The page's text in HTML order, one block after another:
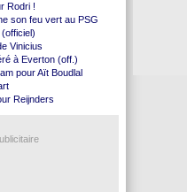
Rodri !
son feu vert au PSG
Vinicius
à Everton (off.)
pour Aït Boudlal
Reijnders
match amical